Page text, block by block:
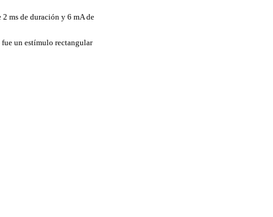
ms de duración y 6 mA de
un estímulo rectangular